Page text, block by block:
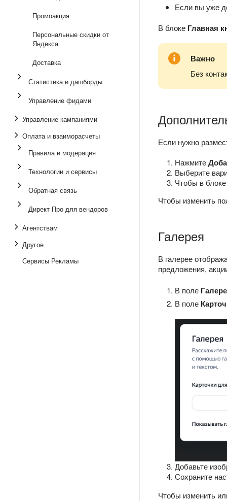
Промоакция
Персональные скидки от
Яндекса
Доставка
Статистика и дашборды
Управление фидами
Управление кампаниями
Оплата и взаиморасчеты
Правила и модерация
Технологии и сервисы
Обратная связь
Директ Про для вендоров
Агентствам
Другое
Сервисы Рекламы
Если вы уже
В блоке Главная
Важно
Без
Если нужно
Нажмите
Выберите
Чтобы в
Чтобы изменить
Галерея
В галерее
предложения,
В поле
В поле
Добавьте
Сохраните
Чтобы изменить